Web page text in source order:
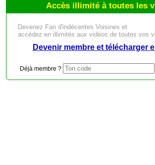
Accès illimité à toutes les
Devenez Fan d'indécentes Voisines et
accédez en illimités aux vidéos de toutes vos
Devenir membre et télécharger
Déjà membre ?